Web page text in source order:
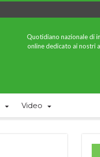
Quotidiano nazionale di
online dedicato ai nostri
Video